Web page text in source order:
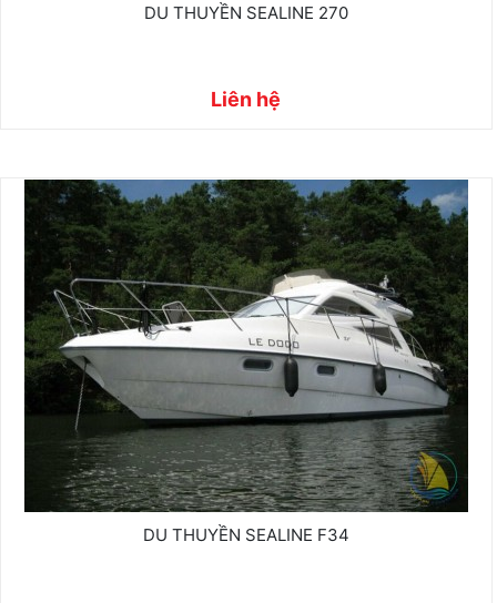
DU THUYỀN SEALINE 270
Liên hệ
DU THUYỀN SEALINE F34